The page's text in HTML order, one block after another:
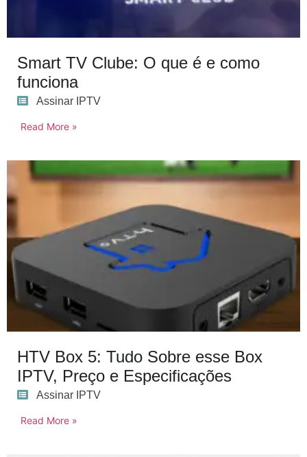
Smart TV Clube: O que é e como
funciona
Assinar IPTV
Read More »
HTV Box 5: Tudo Sobre esse Box
IPTV, Preço e Especificações
Assinar IPTV
Read More »